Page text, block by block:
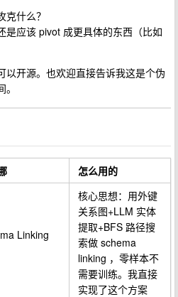
什么？
是应该 pivot 成更具体的东西（比如
以开源。也欢迎直接告诉我这是个伪
怎么用的
Linking
核心思想：用外键
关系图+LLM 实体
提取+BFS 路径搜
索做 schema
linking ，零样本不
需要训练。我直接
实现了这个方案